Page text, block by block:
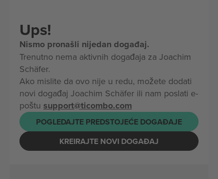
Ups!
Nismo pronašli nijedan događaj.
Trenutno nema aktivnih događaja za Joachim
Schäfer.
Ako mislite da ovo nije u redu, možete dodati
novi događaj Joachim Schäfer ili nam poslati e-
poštu support@ticombo.com
POGLEDAJTE PREDSTOJEĆE DOGAĐAJE
KREIRAJTE NOVI DOGAĐAJ